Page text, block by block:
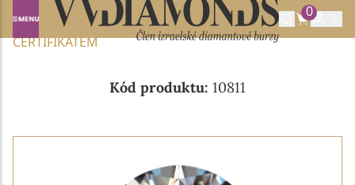
0
Domů NABÍDKA DIAMANTŮ
0.24CT E/VVS2 S IGI
CERTIFIKÁTEM
Kód produktu: 10811